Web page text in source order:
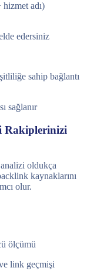
adı)
edersiniz
sahip bağlantı
sağlanır
Rakiplerinizi
oldukça
kaynaklarını
olur.
ölçümü
link geçmişi